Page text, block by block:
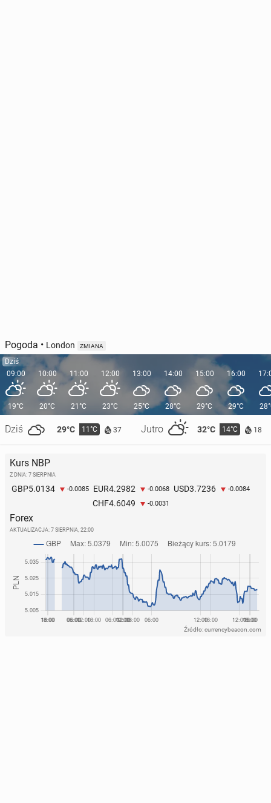
Pogoda • London ZMIANA
Dziś
09:00
19°C
Dziś 29°C 11°C 37 Jutro 32°C 14°C 18
10:00
20°C
11:00
21°C
12:00
23°C
13:00
25°C
14:00
28°C
15:00
29°C
16:00
29°C
Kurs NBP
Z DNIA: 7 SIERPNIA
GBP5.0134 -0.0085 EUR4.2982 -0.0068 USD3.7236 -0.0084
CHF4.6049 -0.0031
Forex
AKTUALIZACJA: 7 SIERPNIA, 22:00
Źródło: currencybeacon.com